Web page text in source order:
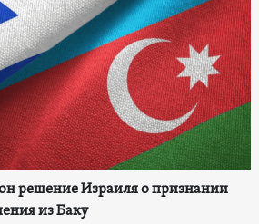
решение Израиля о признании
из Баку